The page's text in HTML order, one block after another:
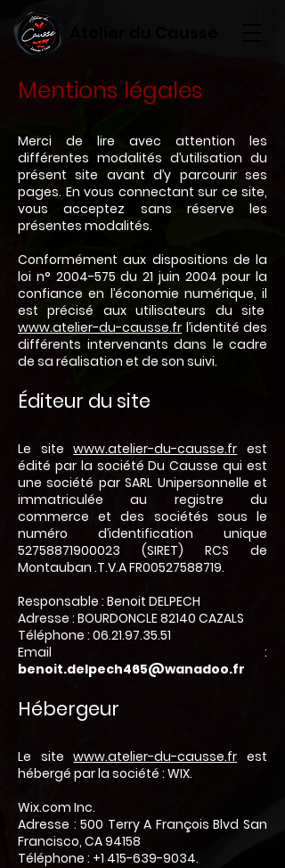
Mentions légales
Merci de lire avec attention les
différentes modalités d’utilisation du
présent site avant d’y parcourir ses
pages. En vous connectant sur ce site,
vous acceptez sans réserve les
présentes modalités.
Conformément aux dispositions de la
loi n° 2004-575 du 21 juin 2004 pour la
confiance en l’économie numérique, il
est précisé aux utilisateurs du site
www.atelier-du-causse.fr l’identité des
différents intervenants dans le cadre
de sa réalisation et de son suivi.
Éditeur du site
Le sitewww.atelier-du-causse.fr est
édité par la société Du Causse qui est
une société par SARL Unipersonnelle et
immatriculée au registre du
commerce et des sociétés sous le
numéro d’identification unique
52758871900023 (SIRET) RCS de
Montauban .T.V.A FR00527588719.
Responsable : Benoit DELPECH
Adresse : BOURDONCLE 82140 CAZALS
Téléphone : 06.21.97.35.51
Email :
benoit.delpech465@wanadoo.fr
Hébergeur
Le sitewww.atelier-du-causse.fr est
hébergé par la société : WIX.
Wix.com Inc.
Adresse : 500 Terry A François Blvd San
Francisco, CA 94158
Téléphone : +1 415-639-9034.